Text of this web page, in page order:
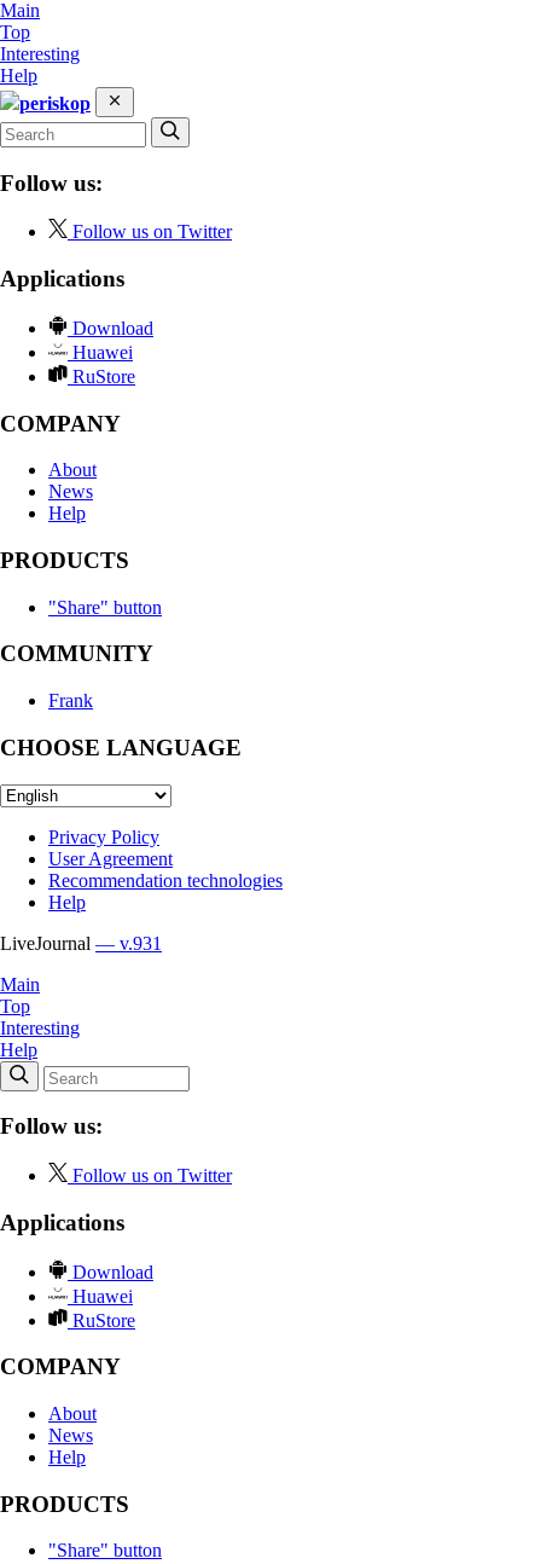
Main
Top
Interesting
Help
periskop
Follow us:
Follow us on Twitter
Applications
Download
Huawei
RuStore
COMPANY
About
News
Help
PRODUCTS
"Share" button
COMMUNITY
Frank
CHOOSE LANGUAGE
Privacy Policy
User Agreement
Recommendation technologies
Help
LiveJournal — v.931
Main
Top
Interesting
Help
Follow us:
Follow us on Twitter
Applications
Download
Huawei
RuStore
COMPANY
About
News
Help
PRODUCTS
"Share" button